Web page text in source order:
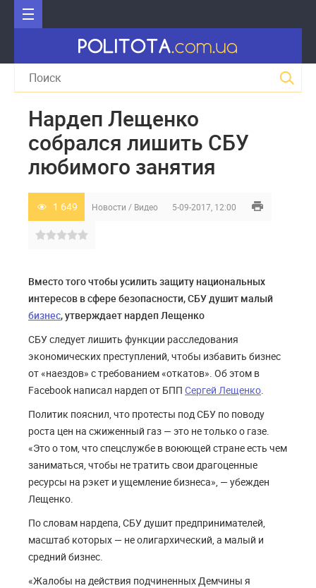
Нардеп Лещенко
собрался лишить СБУ
любимого занятия
1 649 Новости / Видео 5-09-2017, 12:00
Вместо того чтобы усилить защиту национальных
интересов в сфере безопасности, СБУ душит малый
бизнес, утверждает нардеп Лещенко
СБУ следует лишить функции расследования
экономических преступлений, чтобы избавить бизнес
от «наездов» с требованием «откатов». Об этом в
Facebook написал нардеп от БПП Сергей Лещенко.
Политик пояснил, что протесты под СБУ по поводу
роста цен на сжиженный газ — это не только о газе.
«Это о том, что спецслужбе в воюющей стране есть чем
заниматься, чтобы не тратить свои драгоценные
ресурсы на рэкет и ущемление бизнеса», — убежден
Лещенко.
По словам нардепа, СБУ душит предпринимателей,
масштаб которых — не олигархический, а малый и
средний бизнес.
«Жалобы на действия подчиненных Демчины я